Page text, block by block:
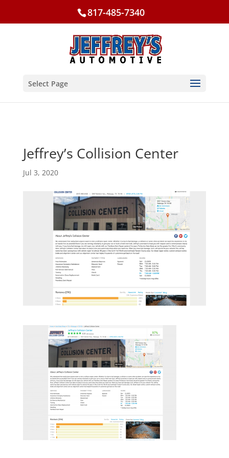
817-485-7340
Select Page
Jeffrey’s Collision Center
Jul 3, 2020